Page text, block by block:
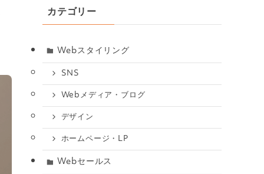
カテゴリー
Webスタイリング
SNS
Webメディア・ブログ
デザイン
ホームページ・LP
Webセールス